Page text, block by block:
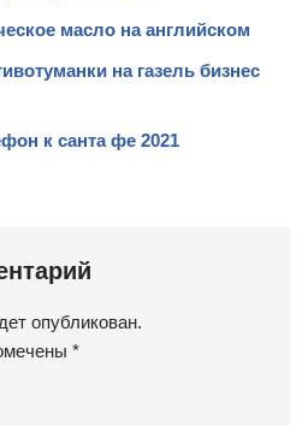
масло на английском
на газель бизнес
к санта фе 2021
опубликован.
*